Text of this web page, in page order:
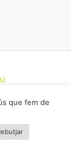
que fem de